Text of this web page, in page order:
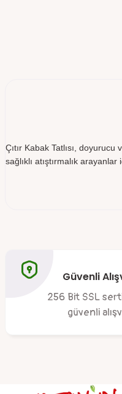
Çıtır Kabak Tatlısı,
sağlıklı atıştırmalık
Ürün resmi kalitesiz, bozuk
Ürün açıklamasında eksik
Ürün bilgilerinde hatalar
Güvenli
256 Bit SSL
güvenli